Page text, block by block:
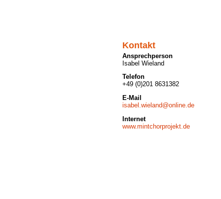
Kontakt
Ansprechperson
Isabel Wieland
Telefon
+49 (0)201 8631382
E-Mail
isabel.wieland@online.de
Internet
www.mintchorprojekt.de